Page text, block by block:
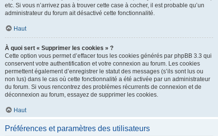
etc. Si vous n’arrivez pas à trouver cette case à cocher, il est probable qu’un
administrateur du forum ait désactivé cette fonctionnalité.
Haut
À quoi sert « Supprimer les cookies » ?
Cette option vous permet d’effacer tous les cookies générés par phpBB 3.3 qui
conservent votre authentification et votre connexion au forum. Les cookies
permettent également d’enregistrer le statut des messages (s’ils sont lus ou
non lus) dans le cas où cette fonctionnalité a été activée par un administrateur
du forum. Si vous rencontrez des problèmes récurrents de connexion et de
déconnexion au forum, essayez de supprimer les cookies.
Haut
Préférences et paramètres des utilisateurs